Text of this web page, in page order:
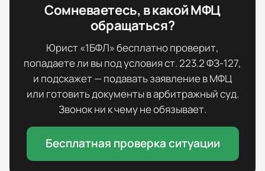
Сомневаетесь, в какой МФЦ
обращаться?
Юрист «1БФЛ» бесплатно проверит,
попадаете ли вы под условия ст. 223.2 ФЗ-127,
и подскажет — подавать заявление в МФЦ
или готовить документы в арбитражный суд.
Звонок ни к чему не обязывает.
Бесплатная проверка ситуации